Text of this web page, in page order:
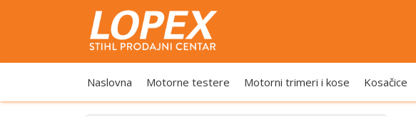
Naslovna Motorne testere Motorni trimeri i kose Kosačice